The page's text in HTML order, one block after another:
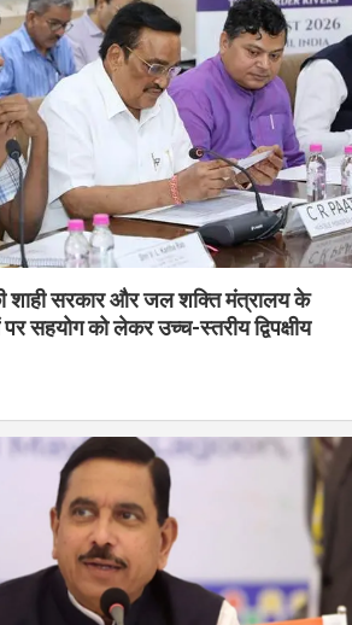
शाही सरकार और जल शक्ति मंत्रालय के
पर सहयोग को लेकर उच्च-स्तरीय द्विपक्षीय